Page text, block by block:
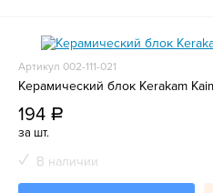
Артикул 002-111-021
Керамический блок Kerakam
194 a
за шт.
В наличии